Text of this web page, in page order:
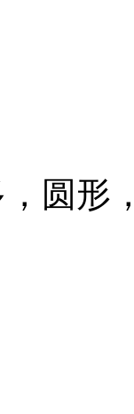
圆形